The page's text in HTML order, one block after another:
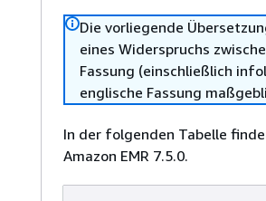
Die vorliegende
eines Widerspruchs
Fassung (einschließlich
englische Fassung
In der folgenden Tabelle
Amazon EMR 7.5.0.